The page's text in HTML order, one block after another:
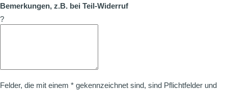
Bemerkungen, z.B. bei Teil-Widerruf
?
Felder, die mit einem * gekennzeichnet sind, sind Pflichtfelder und